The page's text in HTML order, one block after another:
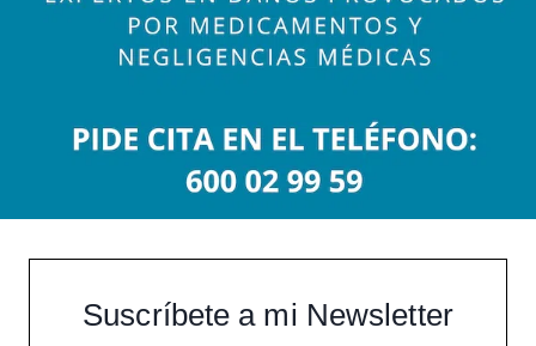
Suscríbete a mi Newsletter